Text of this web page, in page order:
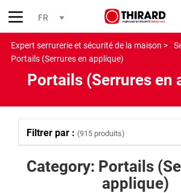
Expert serrurerie et sécurité de la maison >
Portails (Serrures en applique)
Portails (Serrures en
Category: Portails
applique)
Filtrer par : (915 produits)